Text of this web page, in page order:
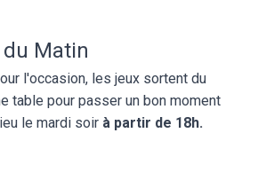
Matin
l'occasion, les jeux sortent du
table pour passer un bon moment
le mardi soir à partir de 18h.